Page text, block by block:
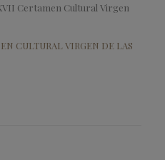
Certamen Cultural Virgen
CULTURAL VIRGEN DE LAS